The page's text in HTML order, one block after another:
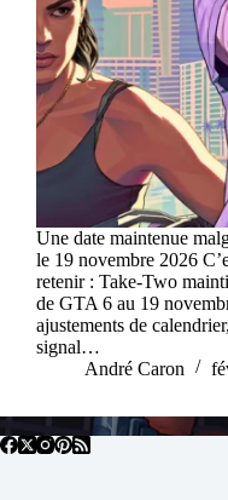
Une date maintenue
le 19 novembre 2026
retenir : Take-Two
de GTA 6 au 19
ajustements de
signal…
André Caron